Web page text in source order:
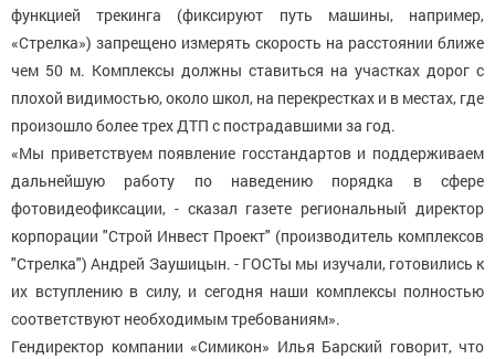
функцией трекинга (фиксируют путь машины, например,
«Стрелка») запрещено измерять скорость на расстоянии ближе
чем 50 м. Комплексы должны ставиться на участках дорог с
плохой видимостью, около школ, на перекрестках и в местах, где
произошло более трех ДТП с пострадавшими за год.
«Мы приветствуем появление госстандартов и поддерживаем
дальнейшую работу по наведению порядка в сфере
фотовидеофиксации, - сказал газете региональный директор
корпорации "Строй Инвест Проект" (производитель комплексов
"Cтрелка") Андрей Заушицын. - ГОСТы мы изучали, готовились к
их вступлению в силу, и сегодня наши комплексы полностью
соответствуют необходимым требованиям».
Гендиректор компании «Симикон» Илья Барский говорит, что